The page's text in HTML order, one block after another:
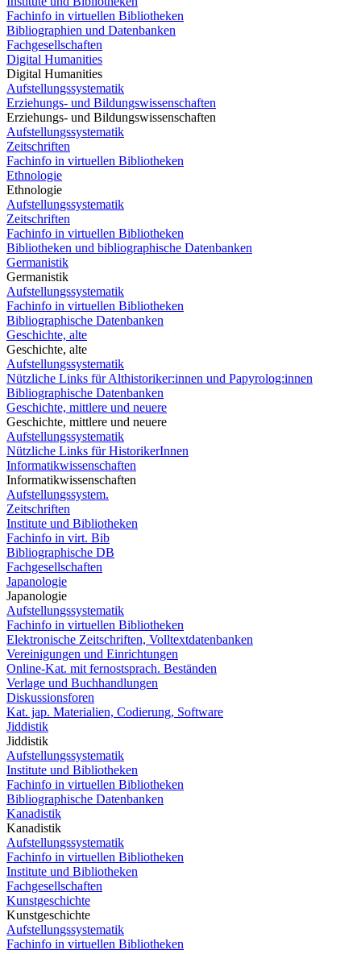
Fachinfo in virtuellen Bibliotheken
Bibliographien und Datenbanken
Fachgesellschaften
Digital Humanities
Digital Humanities
Aufstellungssystematik
Erziehungs- und Bildungswissenschaften
Erziehungs- und Bildungswissenschaften
Aufstellungssystematik
Zeitschriften
Fachinfo in virtuellen Bibliotheken
Ethnologie
Ethnologie
Aufstellungssystematik
Zeitschriften
Fachinfo in virtuellen Bibliotheken
Bibliotheken und bibliographische Datenbanken
Germanistik
Germanistik
Aufstellungssystematik
Fachinfo in virtuellen Bibliotheken
Bibliographische Datenbanken
Geschichte, alte
Geschichte, alte
Aufstellungssystematik
Nützliche Links für Althistoriker:innen und Papyrolog:innen
Bibliographische Datenbanken
Geschichte, mittlere und neuere
Geschichte, mittlere und neuere
Aufstellungssystematik
Nützliche Links für HistorikerInnen
Informatikwissenschaften
Informatikwissenschaften
Aufstellungssystem.
Zeitschriften
Institute und Bibliotheken
Fachinfo in virt. Bib
Bibliographische DB
Fachgesellschaften
Japanologie
Japanologie
Aufstellungssystematik
Fachinfo in virtuellen Bibliotheken
Elektronische Zeitschriften, Volltextdatenbanken
Vereinigungen und Einrichtungen
Online-Kat. mit fernostsprach. Beständen
Verlage und Buchhandlungen
Diskussionsforen
Kat. jap. Materialien, Codierung, Software
Jiddistik
Jiddistik
Aufstellungssystematik
Institute und Bibliotheken
Fachinfo in virtuellen Bibliotheken
Bibliographische Datenbanken
Kanadistik
Kanadistik
Aufstellungssystematik
Fachinfo in virtuellen Bibliotheken
Institute und Bibliotheken
Fachgesellschaften
Kunstgeschichte
Kunstgeschichte
Aufstellungssystematik
Fachinfo in virtuellen Bibliotheken